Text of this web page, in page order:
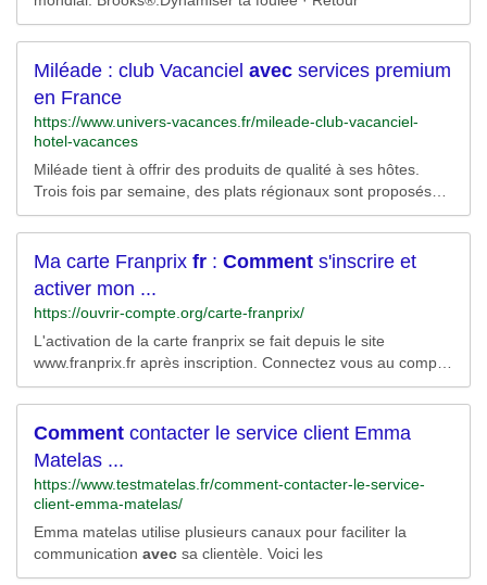
DhJLQ-
-/RV=2/RE=1650473047/RO=10/RU=https%3a%2f%2fwww.b
ing.com%2faclick%3fld%3de8lWiF2VIhbQ_ET4XkFuAbnzVU
CUwrufC9yxVyHdWsoqsnz5KChv1N3hqc9riC3s7wry41H8gD
S3ELWJvh9XRQ3p1_BGwDPPeYKZCCviLJ8aHMPnAf7YH_
aBdIA88rmTsn1_j7sjyvMUkd6UYu7kHESM6GXCBrjD%26u%
3daHR0cHMlM2ElMmYlMmZjbGlja3NlcnZlLmRhcnRzZWFyY
2gubmV0JTJmbGluayUyZmNsaWNrJTNmbGlkJTNkNDM3M
DAwNjk4OTU1NDI1MTAlMjZkc19zX2t3Z2lkJTNkNTg3MDAw
MDc3MDU2NTUwMjMlMjZkc19hX2NpZCUzZDI4MDMwNjk4
ZpaWQlM2QlMjZkc19hX2xpZCUzZGt3ZC03NTI0ODA5MDY
zMDYwNyUzYWxvYy02NiUyNmRzX2FfZXh0aWQlM2QlN2Jl
NmRzX2VfbWF0Y2h0eXBlJTNkc2VhcmNoJTI2ZHNfZV9kZX
ZpY2UlM2RjJTI2ZHNfZV9uZXR3b3JrJTNkcyUyNiUyNmRzX
3VybF92JTNkMiUyNmRzX2Rlc3RfdXJsJTNkaHR0cHMlM2El
NTdDUHJvc3BlY3QlMjU3Q1RleHQlMmJhZCUyNTdDUnVub
mluZyUyYlNob2VzJTNhUnVubmluZyUyYlNob2VzJTJiJTI1N0
MlMmJHZW5lcmFsJTNhbWVpbGxldXJlcyUyYmNoYXVzc3Vy
ZXMlMmJydW5uaW5nJTJiZmVtbWUlMjZnY2xzcmMlM2Rhd
lMzNlN2M3ZWJjZmJmMTFiZiUyNnV0bV9zb3VyY2UlM2Ria
W5nJTI2dXRtX21lZGl1bSUzZGNwYyUyNnV0bV9jYW1wYWl
nbiUzZEZSJTI1N0NTZWFyY2glMjU3Q05vbiUyNTIwQnJhbm
Miléade : club Vacanciel avec services premium
en France
https://www.univers-vacances.fr/mileade-club-vacanciel-
hotel-vacances
Miléade tient à offrir des produits de qualité à ses hôtes.
Trois fois par semaine, des plats régionaux sont proposés
pour vous permettre de découvrir la gastronomie locale . En
formule club ou hôtel, vous avez la possibilité de choisir
entre la demi-pension (petit-déjeuner et déjeuner ou dîner)
ou la...
Ma carte Franprix fr : Comment s'inscrire et
activer mon ...
https://ouvrir-compte.org/carte-franprix/
L'activation de la carte franprix se fait depuis le site
www.franprix.fr après inscription. Connectez vous au compte
fidilité en ligne et cumelez des euros.
Comment contacter le service client Emma
Matelas ...
https://www.testmatelas.fr/comment-contacter-le-service-
client-emma-matelas/
Emma matelas utilise plusieurs canaux pour faciliter la
communication avec sa clientèle. Voici les